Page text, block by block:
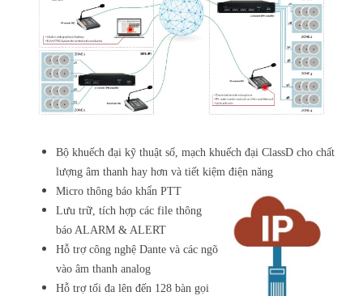
Bộ khuếch đại kỹ thuật số, mạch khuếch đại ClassD cho chất
lượng âm thanh hay hơn và tiết kiệm điện năng
Micro thông báo khẩn PTT
Lưu trữ, tích hợp các file thông
báo ALARM & ALERT
Hỗ trợ công nghệ Dante và các ngõ
vào âm thanh analog
Hỗ trợ tối đa lên đến 128 bàn gọi